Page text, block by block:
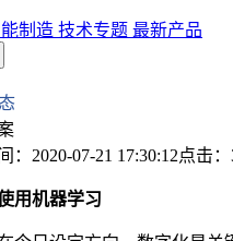
制造 技术专题 最新产品
：2020-07-21 17:30:12点击
用机器学习